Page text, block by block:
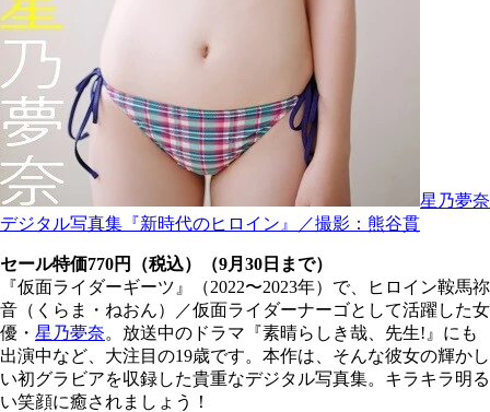
星乃夢奈
デジタル写真集『新時代のヒロイン』／撮影：熊谷貫
セール特価770円（税込）（9月30日まで）
『仮面ライダーギーツ』（2022〜2023年）で、ヒロイン鞍馬祢
音（くらま・ねおん）／仮面ライダーナーゴとして活躍した女
優・ 星乃夢奈。放送中のドラマ『素晴らしき哉、先生!』にも
出演中など、大注目の19歳です。本作は、そんな彼女の輝かし
い初グラビアを収録した貴重なデジタル写真集。キラキラ明る
い笑顔に癒されましょう！